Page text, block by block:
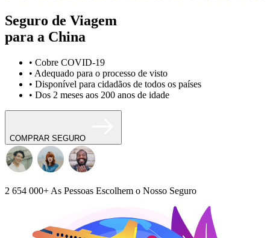
Seguro de Viagem
para a China
• Cobre COVID-19
• Adequado para o processo de visto
• Disponível para cidadãos de todos os países
• Dos 2 meses aos 200 anos de idade
COMPRAR SEGURO
2 654 000+ As Pessoas Escolhem o Nosso Seguro